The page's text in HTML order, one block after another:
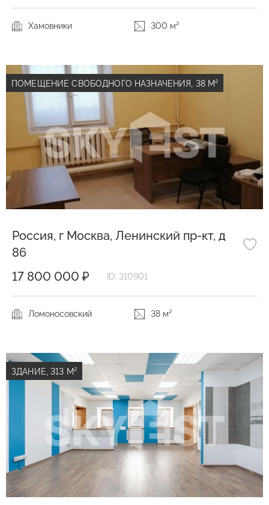
Хамовники 300 м²
ПОМЕЩЕНИЕ СВОБОДНОГО НАЗНАЧЕНИЯ, 38 М²
Россия, г Москва, Ленинский пр-кт, д
86
17 800 000 ₽
ID: 310901
Ломоносовский 38 м²
ЗДАНИЕ, 313 М²